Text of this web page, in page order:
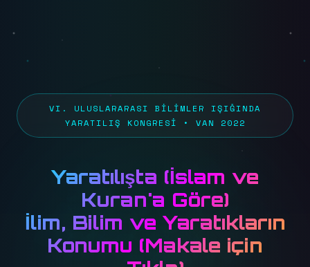
VI. ULUSLARARASI BILIMLER IŞIĞINDA
YARATILIŞ KONGRESI • VAN 2022
Yaratılışta (İslam ve
Kuran'a Göre)
İlim, Bilim ve Yaratıkların
Konumu (Makale için